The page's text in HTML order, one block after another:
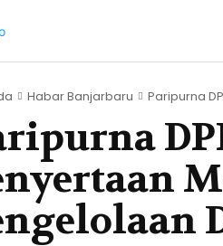
Habar Banjarbaru Paripurna